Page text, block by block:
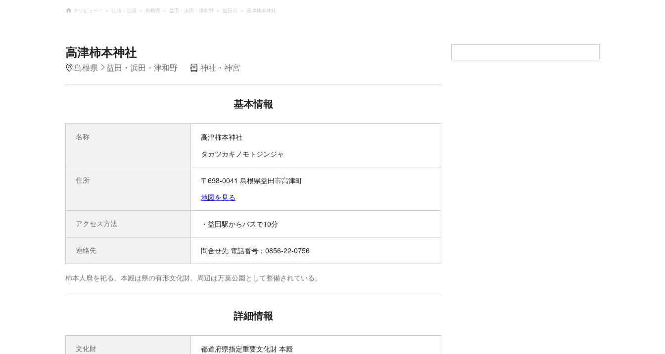
アソビュー！ 山陰・山陽 島根県 益田・浜田・津和野 益田市 高津柿本神社
高津柿本神社
島根県 益田・浜田・津和野 神社・神宮
基本情報
名称
高津柿本神社
タカツカキノモトジンジャ
住所
〒698-0041 島根県益田市高津町
地図を見る
アクセス方法 ・益田駅からバスで10分
連絡先 問合せ先 電話番号：0856-22-0756
柿本人麿を祀る。本殿は県の有形文化財。周辺は万葉公園として整備されている。
詳細情報
文化財 都道府県指定重要文化財 本殿